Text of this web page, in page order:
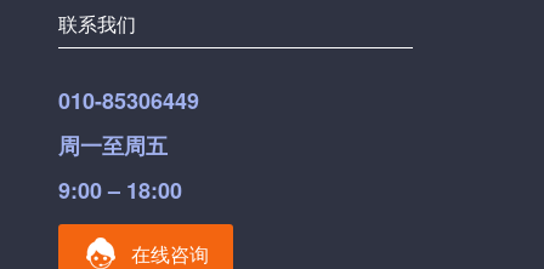
联系我们
010-85306449
周一至周五
9:00 – 18:00
在线咨询